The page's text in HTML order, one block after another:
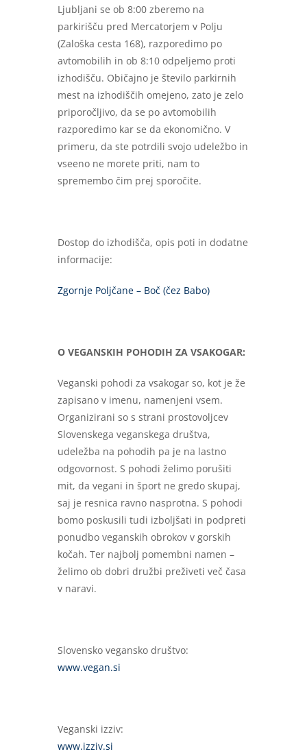
Ljubljani se ob 8:00 zberemo na
parkirišču pred Mercatorjem v Polju
(Zaloška cesta 168), razporedimo po
avtomobilih in ob 8:10 odpeljemo proti
izhodišču. Običajno je število parkirnih
mest na izhodiščih omejeno, zato je zelo
priporočljivo, da se po avtomobilih
razporedimo kar se da ekonomično. V
primeru, da ste potrdili svojo udeležbo in
vseeno ne morete priti, nam to
spremembo čim prej sporočite.
Dostop do izhodišča, opis poti in dodatne
informacije:
Zgornje Poljčane – Boč (čez Babo)
O VEGANSKIH POHODIH ZA VSAKOGAR:
Veganski pohodi za vsakogar so, kot je že
zapisano v imenu, namenjeni vsem.
Organizirani so s strani prostovoljcev
Slovenskega veganskega društva,
udeležba na pohodih pa je na lastno
odgovornost. S pohodi želimo porušiti
mit, da vegani in šport ne gredo skupaj,
saj je resnica ravno nasprotna. S pohodi
bomo poskusili tudi izboljšati in podpreti
ponudbo veganskih obrokov v gorskih
kočah. Ter najbolj pomembni namen –
želimo ob dobri družbi preživeti več časa
v naravi.
Slovensko vegansko društvo:
www.vegan.si
Veganski izziv:
www.izziv.si